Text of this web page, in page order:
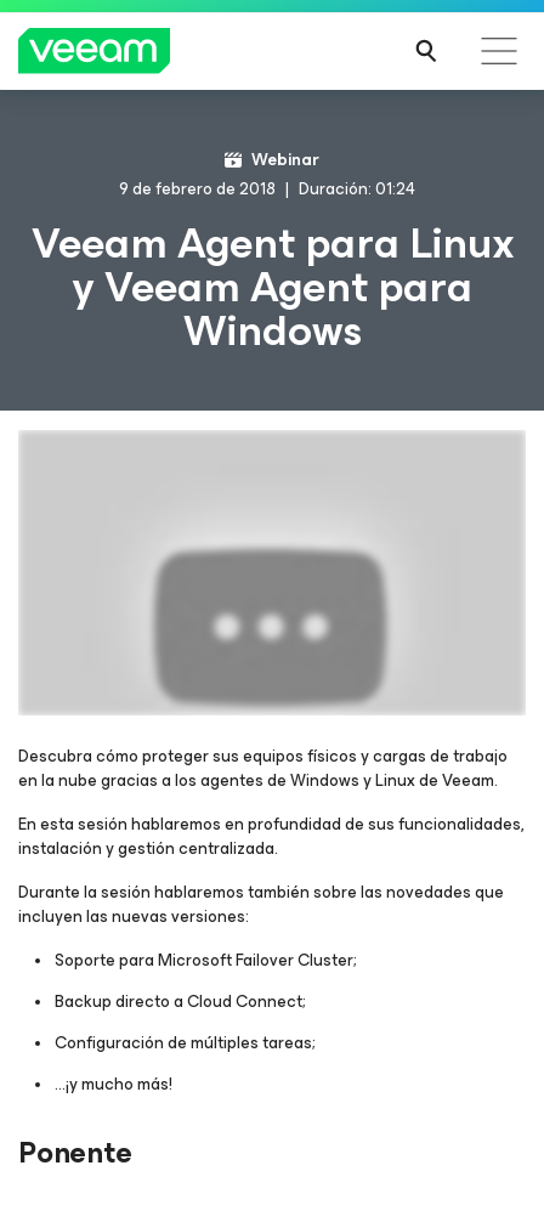
Guía de Veeam para los clientes afectados por la
actualización de contenido de CrowdStrike
INFO
RMA
Webinar
9 de febrero de 2018
Duración: 01:24
Veeam Agent para Linux
y Veeam Agent para
Windows
Regístrese para ver el webinar
Descubra cómo proteger sus equipos físicos y cargas de trabajo
en la nube gracias a los agentes de Windows y Linux de Veeam.
En esta sesión hablaremos en profundidad de sus funcionalidades,
instalación y gestión centralizada.
Durante la sesión hablaremos también sobre las novedades que
incluyen las nuevas versiones:
Soporte para Microsoft Failover Cluster;
Backup directo a Cloud Connect;
Configuración de múltiples tareas;
…¡y mucho más!
Ponente